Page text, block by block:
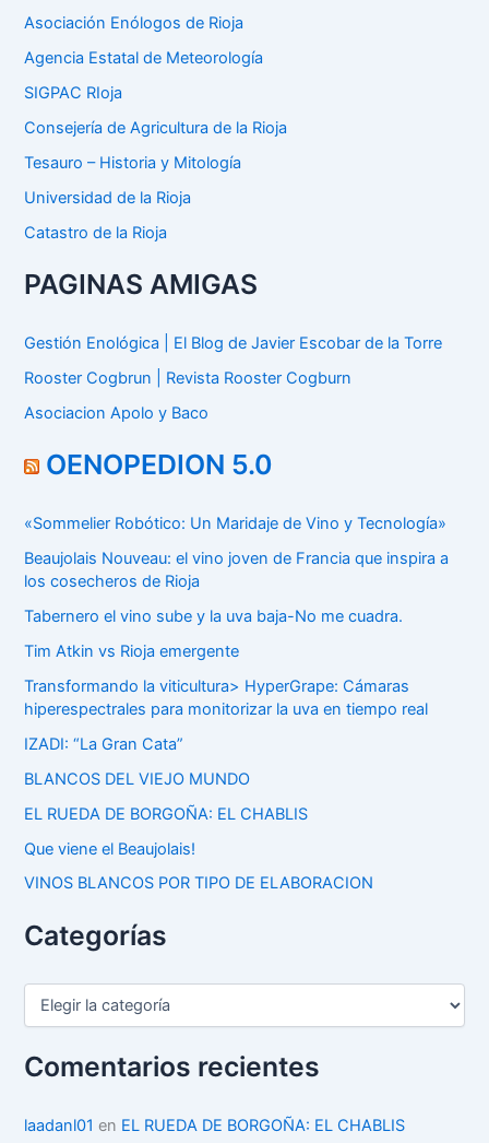
r
:
Asociación Enólogos de Rioja
Agencia Estatal de Meteorología
SIGPAC RIoja
Consejería de Agricultura de la Rioja
Tesauro – Historia y Mitología
Universidad de la Rioja
Catastro de la Rioja
PAGINAS AMIGAS
Gestión Enológica | El Blog de Javier Escobar de la Torre
Rooster Cogbrun | Revista Rooster Cogburn
Asociacion Apolo y Baco
OENOPEDION 5.0
«Sommelier Robótico: Un Maridaje de Vino y Tecnología»
Beaujolais Nouveau: el vino joven de Francia que inspira a
los cosecheros de Rioja
Tabernero el vino sube y la uva baja-No me cuadra.
Tim Atkin vs Rioja emergente
Transformando la viticultura> HyperGrape: Cámaras
hiperespectrales para monitorizar la uva en tiempo real
IZADI: “La Gran Cata”
BLANCOS DEL VIEJO MUNDO
EL RUEDA DE BORGOÑA: EL CHABLIS
Que viene el Beaujolais!
VINOS BLANCOS POR TIPO DE ELABORACION
Categorías
C
e
g
r
Comentarios recientes
laadanl01 en EL RUEDA DE BORGOÑA: EL CHABLIS